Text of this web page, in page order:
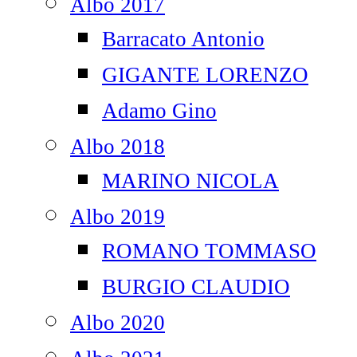
Albo 2017
Barracato Antonio
GIGANTE LORENZO
Adamo Gino
Albo 2018
MARINO NICOLA
Albo 2019
ROMANO TOMMASO
BURGIO CLAUDIO
Albo 2020